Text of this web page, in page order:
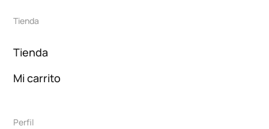
Tienda
Tienda
Mi carrito
Perfil